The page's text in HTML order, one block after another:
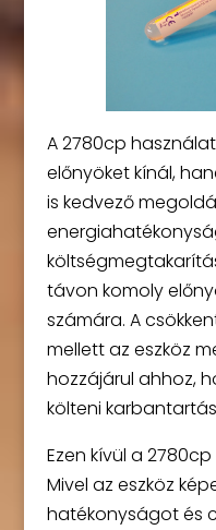
A 2780cp
előnyöket kínál,
is kedvező
távon komoly
számára. A
mellett az eszköz
hozzájárul ahhoz,
költeni
Ezen kívül a
Mivel az eszköz
hatékonyságot és